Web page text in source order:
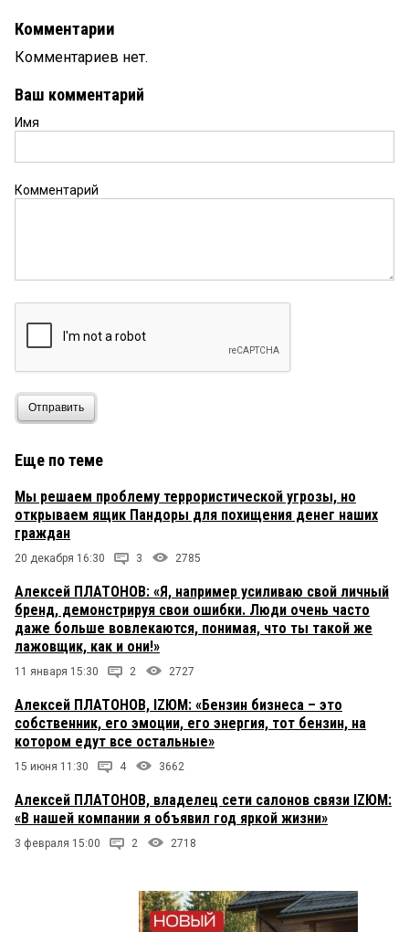
Комментарии
Комментариев нет.
Ваш комментарий
Имя
Комментарий
Отправить
Еще по теме
Мы решаем проблему террористической угрозы, но
открываем ящик Пандоры для похищения денег наших
граждан
20 декабря 16:30 3 2785
Алексей ПЛАТОНОВ: «Я, например усиливаю свой личный
бренд, демонстрируя свои ошибки. Люди очень часто
даже больше вовлекаются, понимая, что ты такой же
лажовщик, как и они!»
11 января 15:30 2 2727
Алексей ПЛАТОНОВ, IZЮМ: «Бензин бизнеса – это
собственник, его эмоции, его энергия, тот бензин, на
котором едут все остальные»
15 июня 11:30 4 3662
Алексей ПЛАТОНОВ, владелец сети салонов связи IZЮМ:
«В нашей компании я объявил год яркой жизни»
3 февраля 15:00 2 2718